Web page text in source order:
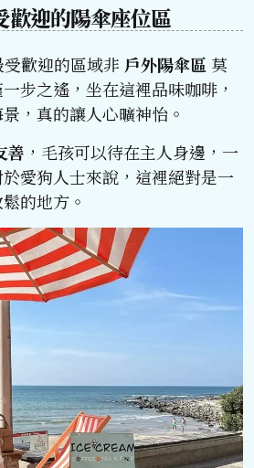
歡迎的陽傘座位區
歡迎的區域非 戶外陽傘區 莫
步之遙，坐在這裡品味咖啡，
，真的讓人心曠神怡。
善 ，毛孩可以待在主人身邊，一
愛狗人士來說，這裡絕對是一
的地方。